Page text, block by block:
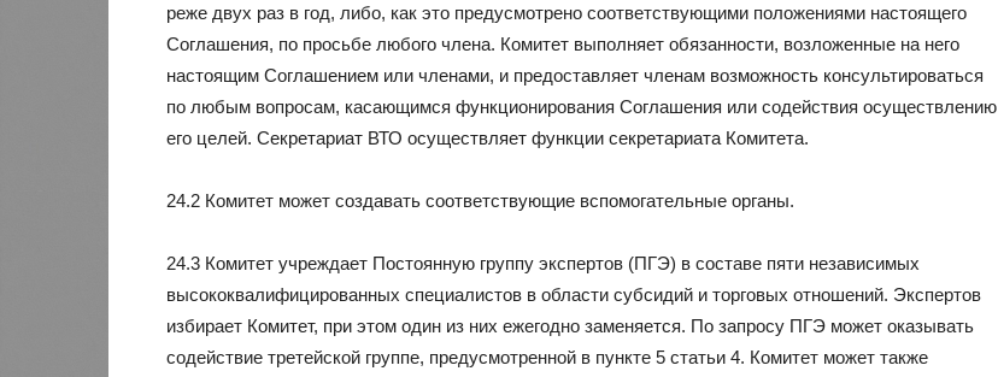
реже двух раз в год, либо, как это предусмотрено соответствующими положениями настоящего
Соглашения, по просьбе любого члена. Комитет выполняет обязанности, возложенные на него
настоящим Соглашением или членами, и предоставляет членам возможность консультироваться
по любым вопросам, касающимся функционирования Соглашения или содействия осуществлению
его целей. Секретариат ВТО осуществляет функции секретариата Комитета.
24.2 Комитет может создавать соответствующие вспомогательные органы.
24.3 Комитет учреждает Постоянную группу экспертов (ПГЭ) в составе пяти независимых
высококвалифицированных специалистов в области субсидий и торговых отношений. Экспертов
избирает Комитет, при этом один из них ежегодно заменяется. По запросу ПГЭ может оказывать
содействие третейской группе, предусмотренной в пункте 5 статьи 4. Комитет может также